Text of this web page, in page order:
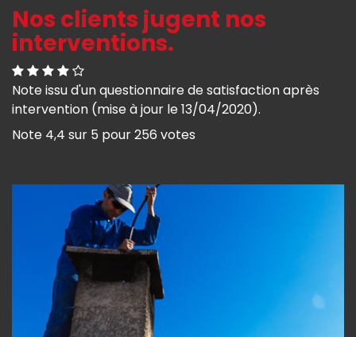
Nos clients jugent nos
interventions.
Note issu d'un questionnaire de satisfaction après
intervention (mise à jour le 13/04/2020).
Note 4,4 sur 5 pour256 votes